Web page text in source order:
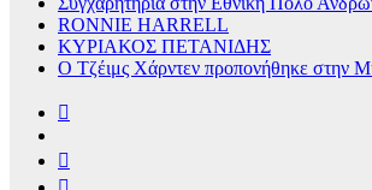
RONNIE HARRELL
ΚΥΡΙΑΚΟΣ ΠΕΤΑΝΙΔΗΣ
Ο Τζέιμς Χάρντεν προπονήθηκε στην